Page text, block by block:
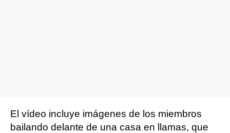
El vídeo incluye imágenes de los miembros
bailando delante de una casa en llamas, que